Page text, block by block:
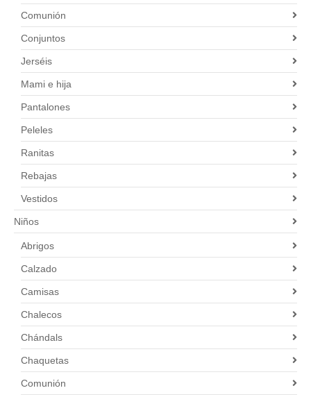
Comunión
Conjuntos
Jerséis
Mami e hija
Pantalones
Peleles
Ranitas
Rebajas
Vestidos
Niños
Abrigos
Calzado
Camisas
Chalecos
Chándals
Chaquetas
Comunión